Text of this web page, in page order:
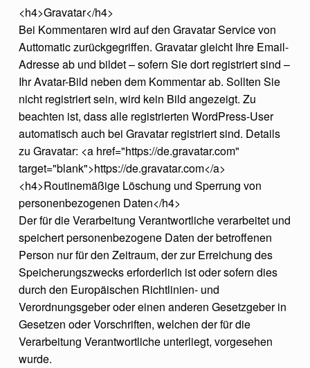
<h4>Gravatar</h4>
Bei Kommentaren wird auf den Gravatar Service von
Auttomatic zurückgegriffen. Gravatar gleicht Ihre Email-
Adresse ab und bildet – sofern Sie dort registriert sind –
Ihr Avatar-Bild neben dem Kommentar ab. Sollten Sie
nicht registriert sein, wird kein Bild angezeigt. Zu
beachten ist, dass alle registrierten WordPress-User
automatisch auch bei Gravatar registriert sind. Details
zu Gravatar: <a href="https://de.gravatar.com"
target="blank">https://de.gravatar.com</a>
<h4>Routinemäßige Löschung und Sperrung von
personenbezogenen Daten</h4>
Der für die Verarbeitung Verantwortliche verarbeitet und
speichert personenbezogene Daten der betroffenen
Person nur für den Zeitraum, der zur Erreichung des
Speicherungszwecks erforderlich ist oder sofern dies
durch den Europäischen Richtlinien- und
Verordnungsgeber oder einen anderen Gesetzgeber in
Gesetzen oder Vorschriften, welchen der für die
Verarbeitung Verantwortliche unterliegt, vorgesehen
wurde.